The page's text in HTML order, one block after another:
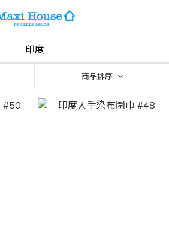
印度
商品排序